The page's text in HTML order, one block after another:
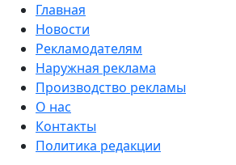
Главная
Новости
Рекламодателям
Наружная реклама
Производство рекламы
О нас
Контакты
Политика редакции